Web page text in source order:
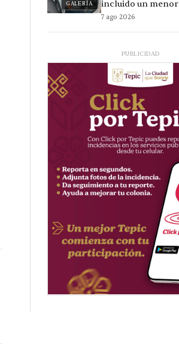
GALERÍA
incluido un menor
7 ago 2026
PUBLICIDAD